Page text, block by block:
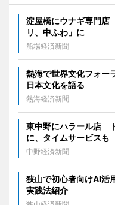
淀屋橋にウナギ専門
リ、中ふわ」に
船場経済新聞
熱海で世界文化フォ
日本文化を語る
熱海経済新聞
東中野にハラール店
に、タイムサービスも
中野経済新聞
狭山で初心者向けAI
実践法紹介